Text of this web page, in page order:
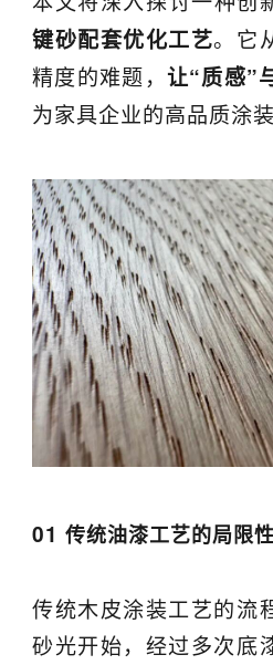
键砂配套优化工艺。它
精度的难题， 让“质感”
为家具企业的高品质涂
01传统油漆工艺的局限性
传统木皮涂装工艺的流
砂光开始，经过多次底